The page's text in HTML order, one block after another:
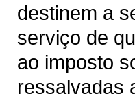
destinem a
serviço de
ao imposto
ressalvadas